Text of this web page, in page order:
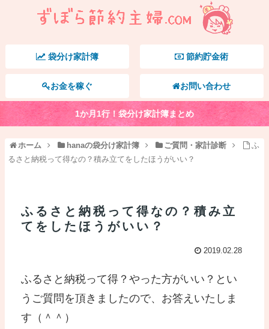
袋分け家計簿 節約貯金術
お金を稼ぐ お問い合わせ
1か月1行！袋分け家計簿まとめ
ホーム hanaの袋分け家計簿 ご質問・家計診断
ふ
るさと納税って得なの？積み立てをしたほうがいい？
ふるさと納税って得なの？積み立
てをしたほうがいい？
2019.02.28
ふるさと納税って得？やった方がいい？とい
うご質問を頂きましたので、お答えいたしま
す（＾＾）